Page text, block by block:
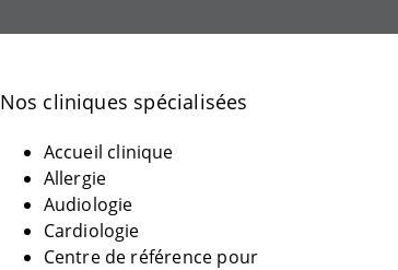
Nos cliniques spécialisées
Accueil clinique
Allergie
Audiologie
Cardiologie
Centre de référence pour